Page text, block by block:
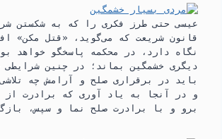
عیسی حتی طرز فکری را که به شکستن
قانون شریعت که می‌گوید،‏ «قتل مکن»
نگاه دارد،‏ در محکمه پاسخگو خواهد
دیگری خشمگین بماند؛‏ در چنین
باید در برقراری صلح و آرامش چه
و در آنجا به یاد آوری که برادرت از
برو و با برادرت صلح نما و سپس،‏